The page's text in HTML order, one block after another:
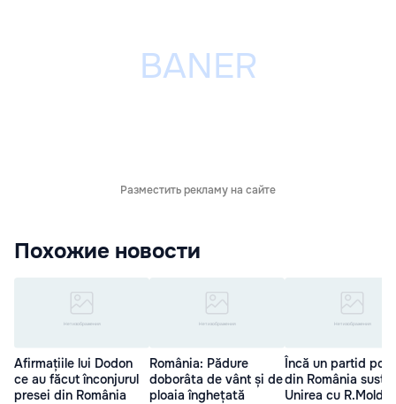
Разместить рекламу на сайте
Похожие новости
Afirmațiile lui Dodon
ce au făcut înconjurul
presei din România
România: Pădure
doborâta de vânt și de
ploaia înghețată
Încă un partid
din România
Unirea cu